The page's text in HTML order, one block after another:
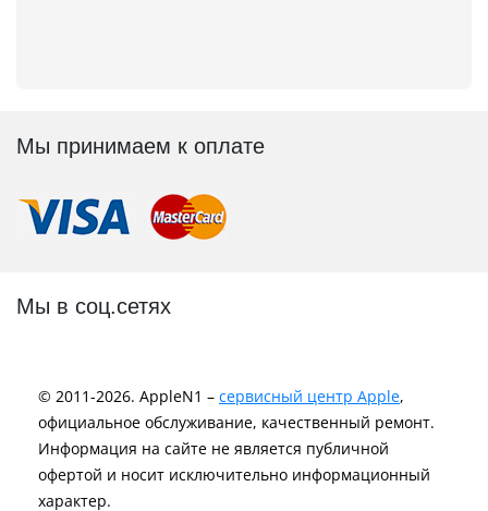
Мы принимаем к оплате
Мы в соц.сетях
© 2011-2026. AppleN1 – сервисный центр Apple,
официальное обслуживание, качественный ремонт.
Информация на сайте не является публичной
офертой и носит исключительно информационный
характер.